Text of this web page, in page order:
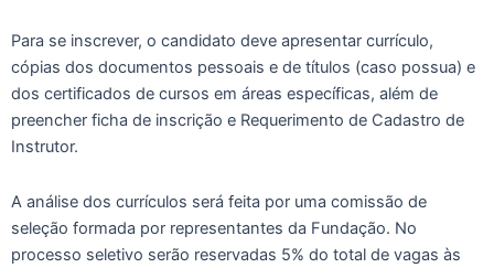
Para se inscrever, o candidato deve apresentar currículo,
cópias dos documentos pessoais e de títulos (caso possua) e
dos certificados de cursos em áreas específicas, além de
preencher ficha de inscrição e Requerimento de Cadastro de
Instrutor.
A análise dos currículos será feita por uma comissão de
seleção formada por representantes da Fundação. No
processo seletivo serão reservadas 5% do total de vagas às